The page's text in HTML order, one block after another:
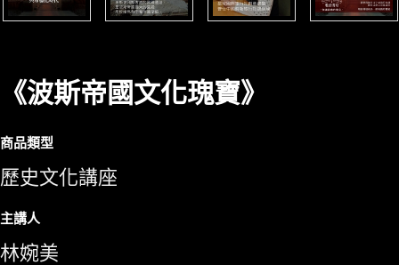
《波斯帝國文化瑰寶》
商品類型
歷史文化講座
主講人
林婉美